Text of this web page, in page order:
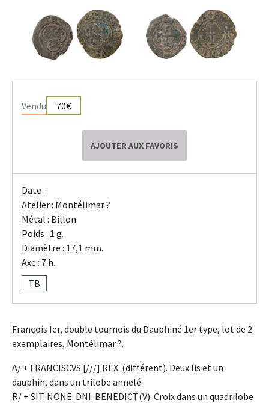
Vendu 70€
AJOUTER AUX FAVORIS
Date :
Atelier : Montélimar ?
Métal : Billon
Poids : 1 g.
Diamètre : 17,1 mm.
Axe : 7 h.
TB
François Ier, double tournois du Dauphiné 1er type, lot de 2
exemplaires, Montélimar ?.
A/ + FRANCISCVS [///] REX. (différent). Deux lis et un
dauphin, dans un trilobe annelé.
R/ + SIT. NONE. DNI. BENEDICT(V). Croix dans un quadrilobe